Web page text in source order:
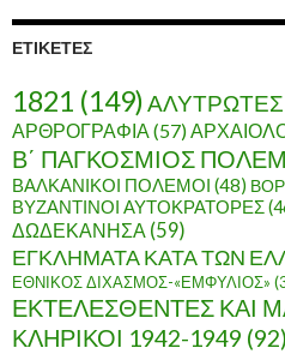
ο
ΕΤΙΚΈΤΕΣ
1821 (149)ΑΛΥΤΡΩΤΕΣ
ΑΡΘΡΟΓΡΑΦΙΑ(57)
Β΄ ΠΑΓΚΟΣΜΙΟΣ
ΒΑΛΚΑΝΙΚΟΙ ΠΟΛΕΜΟΙ (48)
ΒΥΖΑΝΤΙΝΟΙ ΑΥΤΟΚΡΑΤΟΡΕΣ
ΔΩΔΕΚΑΝΗΣΑ (59)
ΕΓΚΛΗΜΑΤΑ ΚΑΤΑ ΤΩΝ
ΕΘΝΙΚΟΣ ΔΙΧΑΣΜΟΣ-«ΕΜΦΥΛΙΟΣ»
ΕΚΤΕΛΕΣΘΕΝΤΕΣ ΚΑΙ
ΚΛΗΡΙΚΟΙ 1942-1949 (92)